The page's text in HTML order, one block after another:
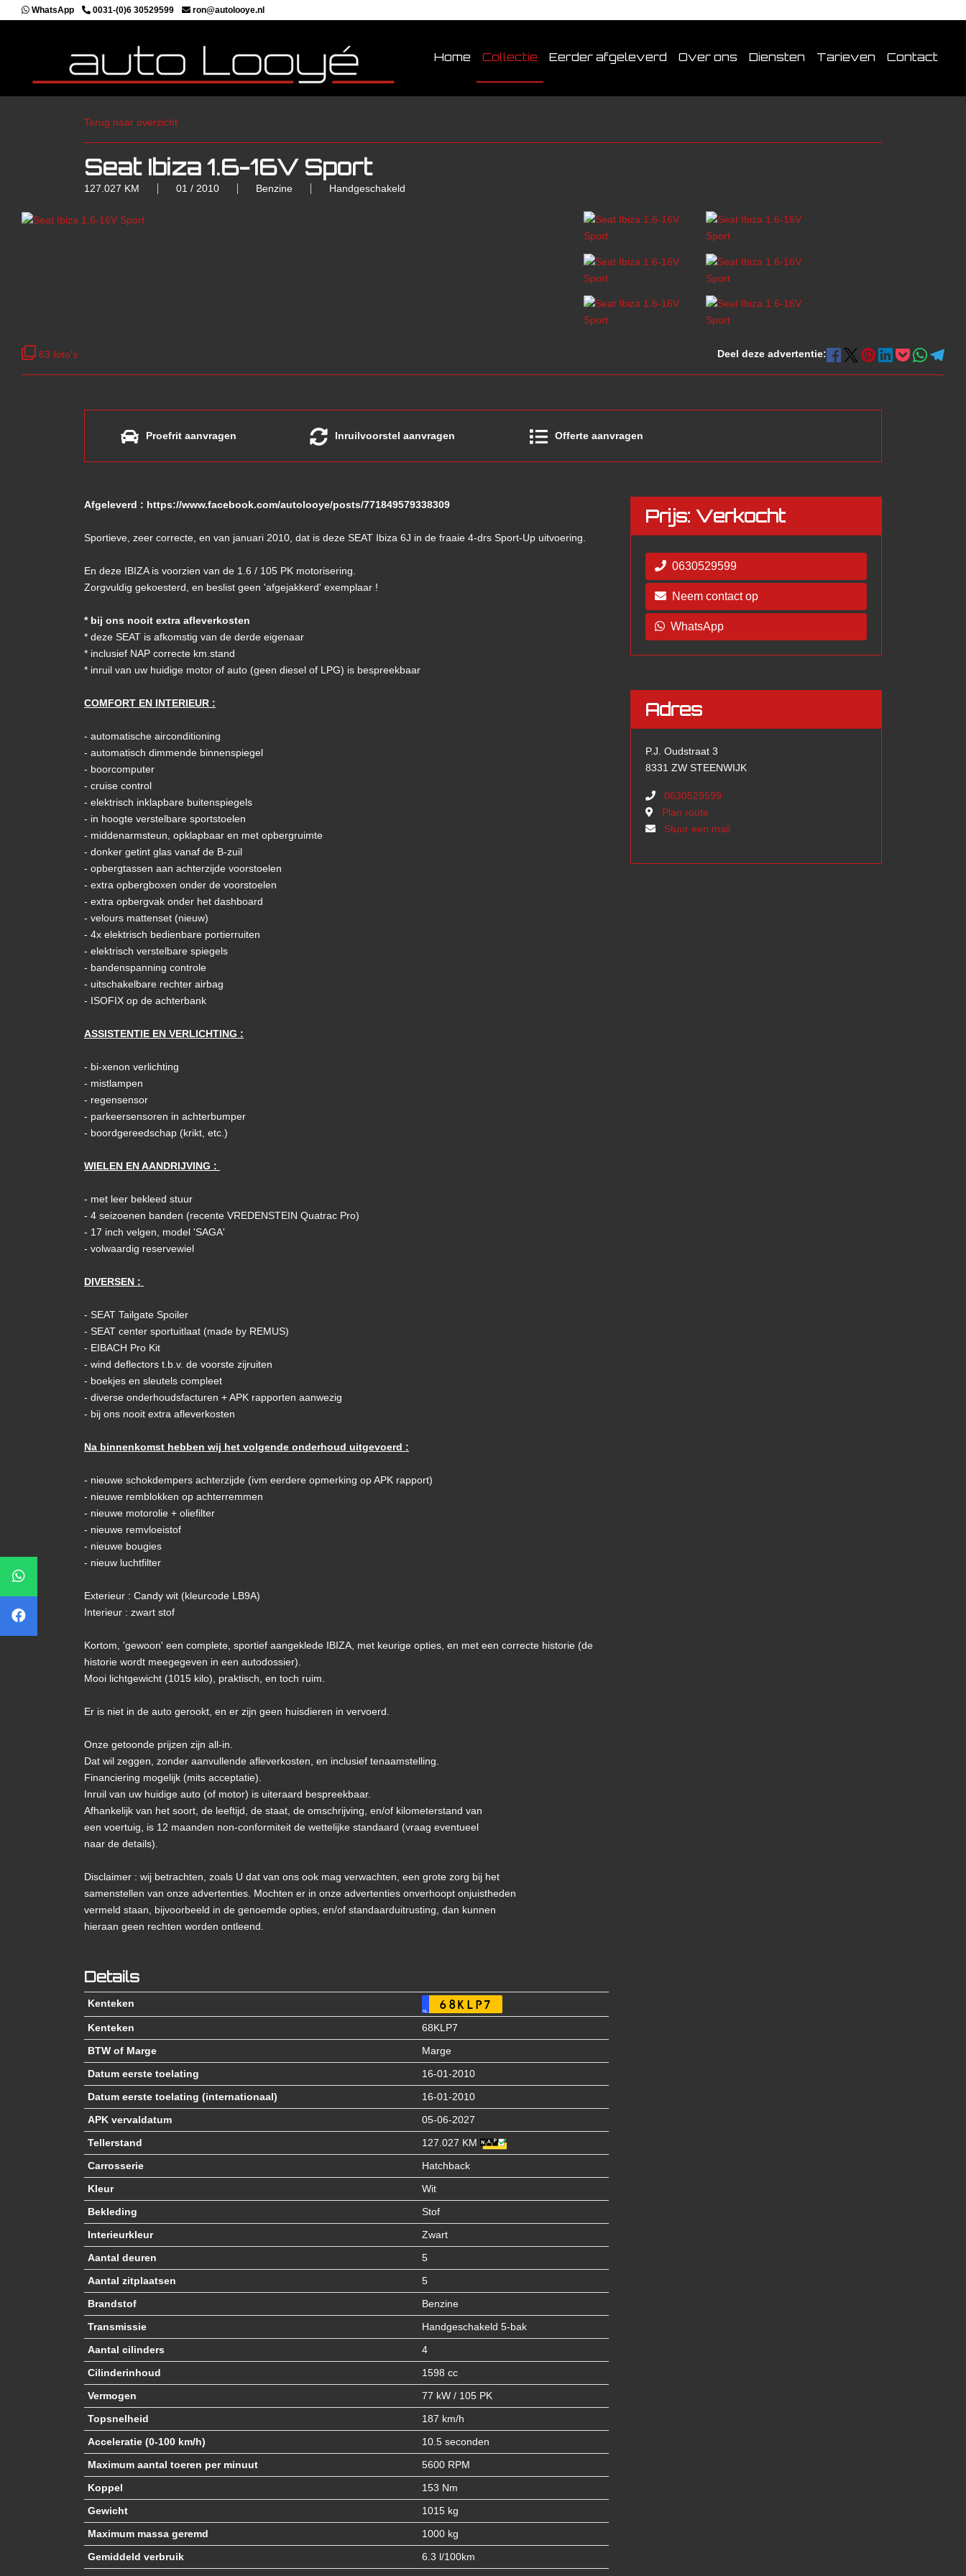
WhatsApp 0031-(0)6 30529599 ron@autolooye.nl
Home Collectie Eerder afgeleverd Over ons Diensten Tarieven Contact
Terug naar overzicht
Seat Ibiza 1.6-16V Sport
127.027 KM 01 / 2010 Benzine Handgeschakeld
63 foto's Deel deze advertentie:
Proefrit aanvragen Inruilvoorstel aanvragen Offerte aanvragen
Afgeleverd : https://www.facebook.com/autolooye/posts/771849579338309
Sportieve, zeer correcte, en van januari 2010, dat is deze SEAT Ibiza 6J in de fraaie 4-drs Sport-Up uitvoering.
En deze IBIZA is voorzien van de 1.6 / 105 PK motorisering.
Zorgvuldig gekoesterd, en beslist geen 'afgejakkerd' exemplaar !
* bij ons nooit extra afleverkosten
* deze SEAT is afkomstig van de derde eigenaar
* inclusief NAP correcte km.stand
* inruil van uw huidige motor of auto (geen diesel of LPG) is bespreekbaar
COMFORT EN INTERIEUR :
- automatische airconditioning
- automatisch dimmende binnenspiegel
- boorcomputer
- cruise control
- elektrisch inklapbare buitenspiegels
- in hoogte verstelbare sportstoelen
- middenarmsteun, opklapbaar en met opbergruimte
- donker getint glas vanaf de B-zuil
- opbergtassen aan achterzijde voorstoelen
- extra opbergboxen onder de voorstoelen
- extra opbergvak onder het dashboard
- velours mattenset (nieuw)
- 4x elektrisch bedienbare portierruiten
- elektrisch verstelbare spiegels
- bandenspanning controle
- uitschakelbare rechter airbag
- ISOFIX op de achterbank
ASSISTENTIE EN VERLICHTING :
- bi-xenon verlichting
- mistlampen
- regensensor
- parkeersensoren in achterbumper
- boordgereedschap (krikt, etc.)
WIELEN EN AANDRIJVING :
- met leer bekleed stuur
- 4 seizoenen banden (recente VREDENSTEIN Quatrac Pro)
- 17 inch velgen, model 'SAGA'
- volwaardig reservewiel
DIVERSEN :
- SEAT Tailgate Spoiler
- SEAT center sportuitlaat (made by REMUS)
- EIBACH Pro Kit
- wind deflectors t.b.v. de voorste zijruiten
- boekjes en sleutels compleet
- diverse onderhoudsfacturen + APK rapporten aanwezig
- bij ons nooit extra afleverkosten
Na binnenkomst hebben wij het volgende onderhoud uitgevoerd :
- nieuwe schokdempers achterzijde (ivm eerdere opmerking op APK rapport)
- nieuwe remblokken op achterremmen
- nieuwe motorolie + oliefilter
- nieuwe remvloeistof
- nieuwe bougies
- nieuw luchtfilter
Exterieur : Candy wit (kleurcode LB9A)
Interieur : zwart stof
Kortom, 'gewoon' een complete, sportief aangeklede IBIZA, met keurige opties, en met een correcte historie (de
historie wordt meegegeven in een autodossier).
Mooi lichtgewicht (1015 kilo), praktisch, en toch ruim.
Er is niet in de auto gerookt, en er zijn geen huisdieren in vervoerd.
Onze getoonde prijzen zijn all-in.
Dat wil zeggen, zonder aanvullende afleverkosten, en inclusief tenaamstelling.
Financiering mogelijk (mits acceptatie).
Inruil van uw huidige auto (of motor) is uiteraard bespreekbaar.
Afhankelijk van het soort, de leeftijd, de staat, de omschrijving, en/of kilometerstand van
een voertuig, is 12 maanden non-conformiteit de wettelijke standaard (vraag eventueel
naar de details).
Disclaimer : wij betrachten, zoals U dat van ons ook mag verwachten, een grote zorg bij het
samenstellen van onze advertenties. Mochten er in onze advertenties onverhoopt onjuistheden
vermeld staan, bijvoorbeeld in de genoemde opties, en/of standaarduitrusting, dan kunnen
hieraan geen rechten worden ontleend.
Details
Kenteken
NL 68KLP7
Kenteken
68KLP7
BTW of Marge
Marge
Datum eerste toelating
16-01-2010
Datum eerste toelating (internationaal)
16-01-2010
APK vervaldatum
05-06-2027
Tellerstand
127.027 KM
Carrosserie
Hatchback
Kleur
Wit
Bekleding
Stof
Interieurkleur
Zwart
Aantal deuren
5
Aantal zitplaatsen
5
Brandstof
Benzine
Transmissie
Handgeschakeld 5-bak
Aantal cilinders
4
Cilinderinhoud
1598 cc
Vermogen
77 kW / 105 PK
Topsnelheid
187 km/h
Acceleratie (0-100 km/h)
10.5 seconden
Maximum aantal toeren per minuut
5600 RPM
Koppel
153 Nm
Gewicht
1015 kg
Maximum massa geremd
1000 kg
Gemiddeld verbruik
6.3 l/100km
Prijs: Verkocht
0630529599
Neem contact op
WhatsApp
Adres
P.J. Oudstraat 3
8331 ZW STEENWIJK
0630529599
Plan route
Stuur een mail